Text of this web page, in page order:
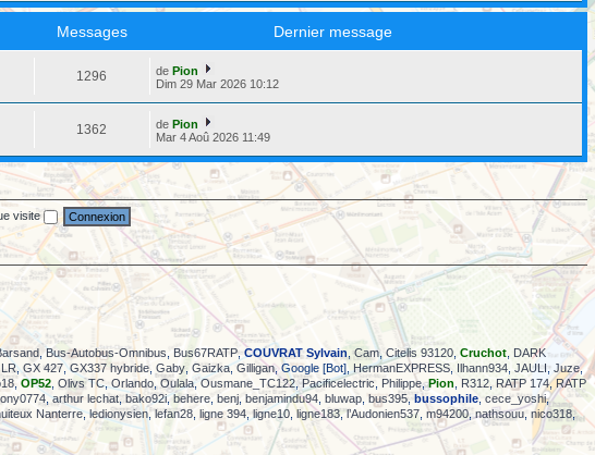
Messages Dernier message
1296 dePion
Dim 29 Mar 2026 10:12
1362 dePion
Mar 4 Aoû 2026 11:49
visite
,Bus-Autobus-Omnibus ,Bus67RATP,COUVRAT Sylvain ,Cam, Citelis 93120 Cruchot DARK
,GX 427,GX337 hybride Gaby Gaizka,Gilligan, Google [Bot], HermanEXPRESS Ilhann934 JAULI , Juze,
, OP52 Olivs TC Orlando Oulala,Ousmane_TC122 ,Pacificelectric Philippe,Pion R312,RATP 174,RATP
,arthur lechat ,bako92i,behere benj benjamindu94 bluwap bus395,bussophile cece_yoshi,
Nanterre,ledionysien,lefan28 ligne 394 ,ligne10 ,ligne183,l’Audonien537 m94200,nathsouu nico318,